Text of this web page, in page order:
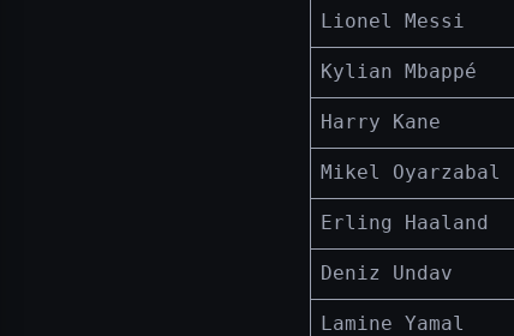
Lionel Messi
Kylian Mbappé
Harry Kane
Mikel Oyarzabal
Erling Haaland
Deniz Undav
Lamine Yamal